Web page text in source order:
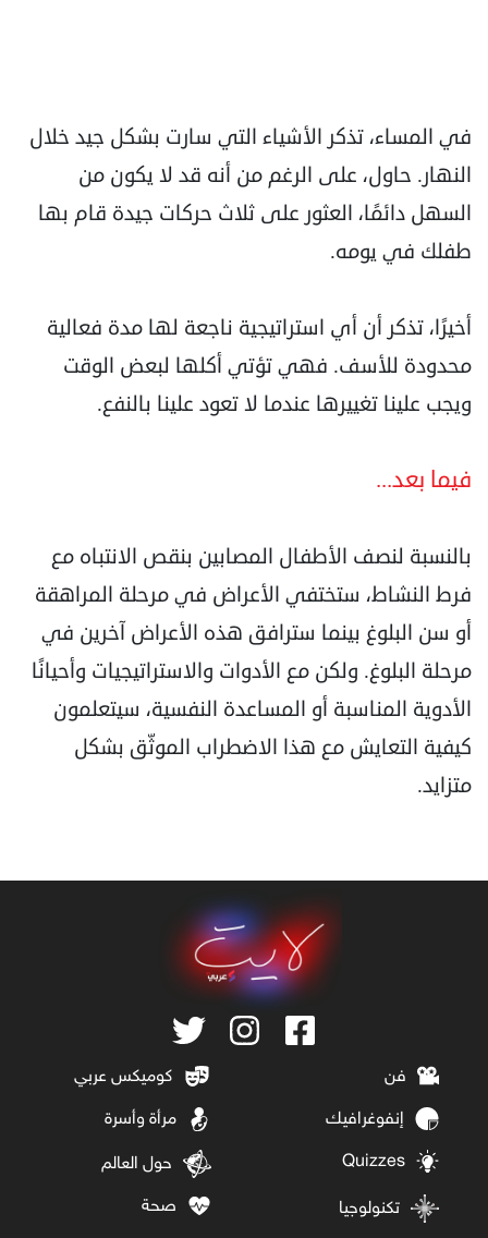
في المساء، تذكر الأشياء التي سارت بشكل جيد خلال
النهار. حاول، على الرغم من أنه قد لا يكون من
السهل دائمًا، العثور على ثلاث حركات جيدة قام بها
طفلك في يومه.
أخيرًا، تذكر أن أي استراتيجية ناجعة لها مدة فعالية
محدودة للأسف. فهي تؤتي أكلها لبعض الوقت
ويجب علينا تغييرها عندما لا تعود علينا بالنفع.
فيما بعد...
بالنسبة لنصف الأطفال المصابين بنقص الانتباه مع
فرط النشاط، ستختفي الأعراض في مرحلة المراهقة
أو سن البلوغ بينما سترافق هذه الأعراض آخرين في
مرحلة البلوغ. ولكن مع الأدوات والاستراتيجيات وأحيانًا
الأدوية المناسبة أو المساعدة النفسية، سيتعلمون
كيفية التعايش مع هذا الاضطراب الموثّق بشكل
متزايد.
فن كوميكس عربي
إنفوغرافيك مرأة وأسرة
Quizzes حول العالم
تكنولوجيا صحة